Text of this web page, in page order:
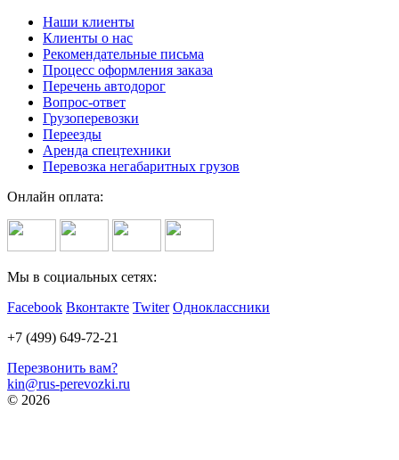
Наши клиенты
Клиенты о нас
Рекомендательные письма
Процесс оформления заказа
Перечень автодорог
Вопрос-ответ
Грузоперевозки
Переезды
Аренда спецтехники
Перевозка негабаритных грузов
Онлайн оплата:
Мы в социальных сетях:
Facebook Вконтакте Twiter Одноклассники
+7 (499) 649-72-21
Перезвонить вам?
kin@rus-perevozki.ru
© 2026